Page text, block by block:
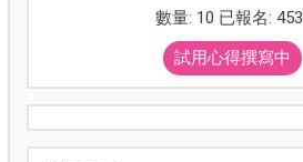
數量: 10 已報名: 453
試用心得撰寫中